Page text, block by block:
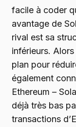
facile à coder
avantage de
rival est sa
inférieurs. Alors
plan pour
également
Ethereum –
déjà très bas
transactions